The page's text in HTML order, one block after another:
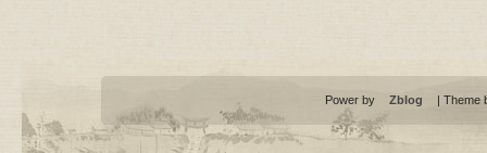
Power by Zblog | Theme